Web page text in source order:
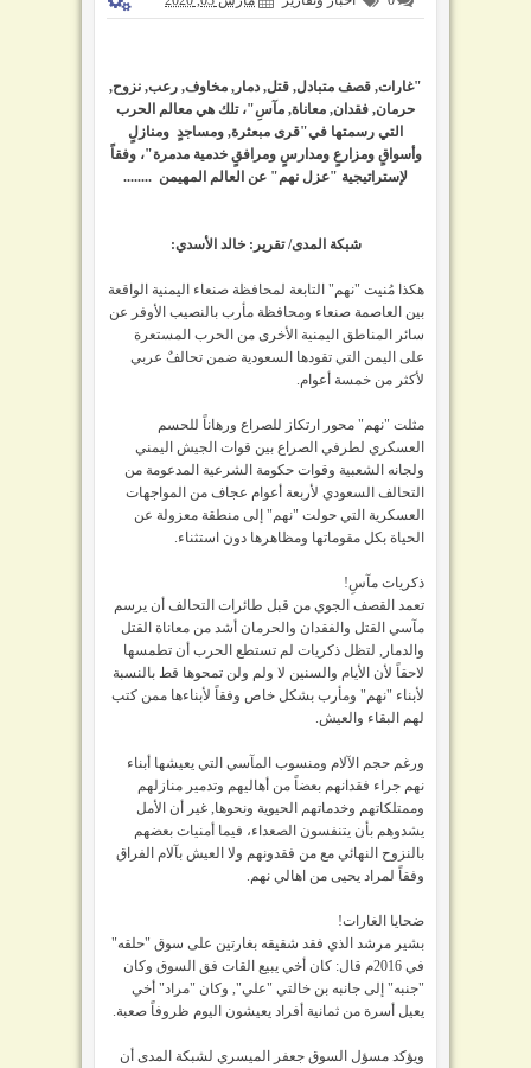
"غارات, قصف متبادل, قتل, دمار, مخاوف, رعب, نزوح,
حرمان, فقدان, معاناة, مآسِ"، تلك هي معالم الحرب
التي رسمتها في"قرى مبعثرة, ومساجدٍ ومنازلٍ
وأسواقٍ ومزارعٍ ومدارسٍ ومرافقٍ خدمية مدمرة"، وفقاً
لإستراتيجية "عزل نهم" عن العالم المهيمن ........
شبكة المدى/ تقرير: خالد الأسدي:
هكذا مُنيت "نهم" التابعة لمحافظة صنعاء اليمنية الواقعة
بين العاصمة صنعاء ومحافظة مأرب بالنصيب الأوفر عن
سائر المناطق اليمنية الأخرى من الحرب المستعرة
على اليمن التي تقودها السعودية ضمن تحالفٌ عربي
لأكثر من خمسة أعوام.
مثلت "نهم" محور ارتكاز للصراع ورهاناً للحسم
العسكري لطرفي الصراع بين قوات الجيش اليمني
ولجانه الشعبية وقوات حكومة الشرعية المدعومة من
التحالف السعودي لأربعة أعوام عجاف من المواجهات
العسكرية التي حولت "نهم" إلى منطقة معزولة عن
الحياة بكل مقوماتها ومظاهرها دون استثناء.
ذكريات مآسِ!
تعمد القصف الجوي من قبل طائرات التحالف أن يرسم
مآسي القتل والفقدان والحرمان أشد من معاناة القتل
والدمار, لتظل ذكريات لم تستطع الحرب أن تطمسها
لاحقاً لأن الأيام والسنين لا ولم ولن تمحوها قط بالنسبة
لأبناء "نهم" ومأرب بشكل خاص وفقاً لأبناءها ممن كتب
لهم البقاء والعيش.
ورغم حجم الآلام ومنسوب المآسي التي يعيشها أبناء
نهم جراء فقدانهم بعضاً من أهاليهم وتدمير منازلهم
وممتلكاتهم وخدماتهم الحيوية ونحوها, غير أن الأمل
يشدوهم بأن يتنفسون الصعداء، فيما أمنيات بعضهم
بالنزوح النهائي مع من فقدونهم ولا العيش بآلام الفراق
وفقاً لمراد يحيى من اهالي نهم.
ضحايا الغارات!
بشير مرشد الذي فقد شقيقه بغارتين على سوق "حلقه"
في 2016م قال: كان أخي يبيع القات فق السوق وكان
"جنبه" إلى جانبه بن خالتي "علي", وكان "مراد" أخي
يعيل أسرة من ثمانية أفراد يعيشون اليوم ظروفاً صعبة.
ويؤكد مسؤل السوق جعفر الميسري لشبكة المدى أن